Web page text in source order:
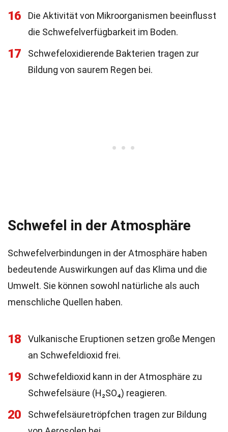
16
Die Aktivität von Mikroorganismen beeinflusst
die Schwefelverfügbarkeit im Boden.
17
Schwefeloxidierende Bakterien tragen zur
Bildung von saurem Regen bei.
Schwefel in der Atmosphäre
Schwefelverbindungen in der Atmosphäre haben
bedeutende Auswirkungen auf das Klima und die
Umwelt. Sie können sowohl natürliche als auch
menschliche Quellen haben.
18
Vulkanische Eruptionen setzen große Mengen
an Schwefeldioxid frei.
19
Schwefeldioxid kann in der Atmosphäre zu
Schwefelsäure (H₂SO₄) reagieren.
20
Schwefelsäuretröpfchen tragen zur Bildung